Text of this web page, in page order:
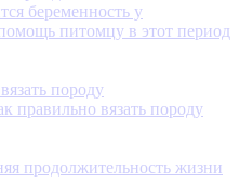
беременность у
питомцу в этот период
правильно вязать породу